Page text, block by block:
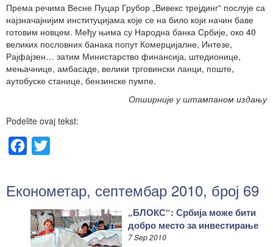
Према речима Весне Пуцар Грубор „Вивекс трејдинг“ послује са
најзначајнијим институцијама које се на било који начин баве
готовим новцем. Међу њима су Народна банка Србије, око 40
великих пословних банака попут Комерцијалне, Интезе,
Рајфајзен… затим Министарство финансија, штедионице,
мењачнице, амбасаде, велики трговински ланци, поште,
аутобуске станице, бензинске пумпе.
Опширније у штампаном издању
Podelite ovaj tekst:
Facebook
Економетар, септембар 2010, број 69
„БЛОКС“: Србија може бити
добро место за инвестирање
7 Sep 2010